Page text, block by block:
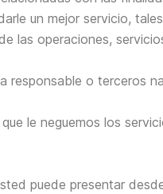
un mejor servicio,
las operaciones,
o terceros
le neguemos los
puede presentar